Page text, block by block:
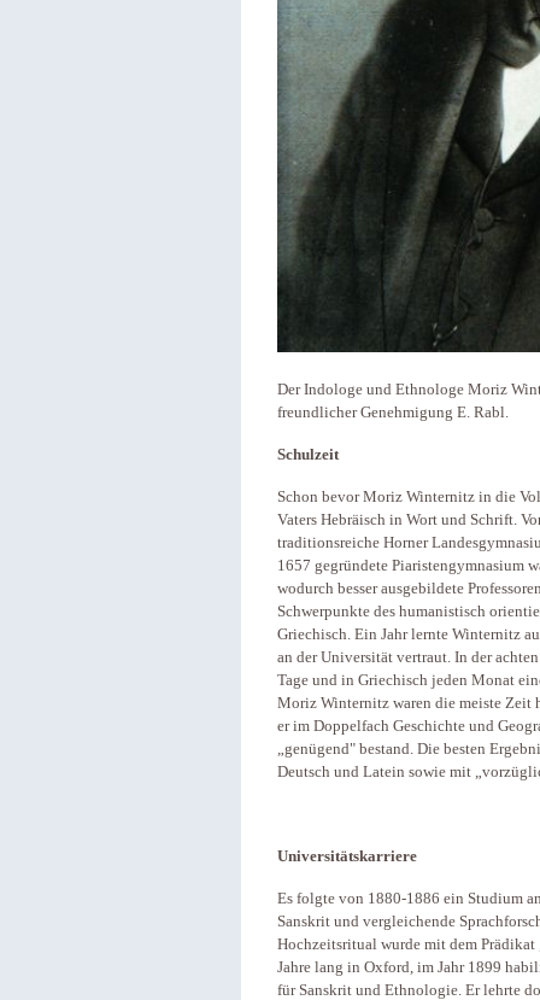
Der Indologe und Ethnologe Moriz
freundlicher Genehmigung E. Rabl.
Schulzeit
Schon bevor Moriz Winternitz in die
Vaters Hebräisch in Wort und Schrift.
traditionsreiche Horner
1657 gegründete Piaristengymnasium
wodurch besser ausgebildete
Schwerpunkte des humanistisch
Griechisch. Ein Jahr lernte Winternitz
an der Universität vertraut. In der
Tage und in Griechisch jeden Monat
Moriz Winternitz waren die meiste Zeit
er im Doppelfach Geschichte und
„genügend" bestand. Die besten
Deutsch und Latein sowie mit
Universitätskarriere
Es folgte von 1880-1886 ein Studium
Sanskrit und vergleichende
Hochzeitsritual wurde mit dem Prädikat
Jahre lang in Oxford, im Jahr 1899
für Sanskrit und Ethnologie. Er lehrte